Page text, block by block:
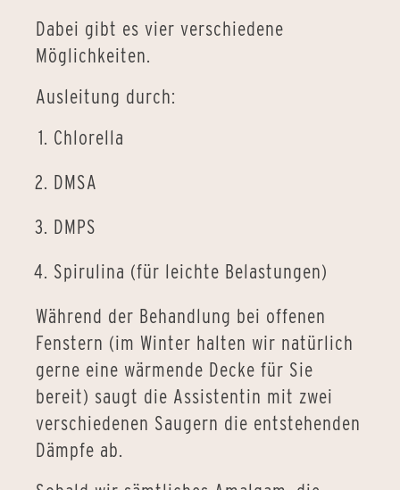
Dabei gibt es vier verschiedene
Möglichkeiten.
Ausleitung durch:
Chlorella
DMSA
DMPS
Spirulina (für leichte Belastungen)
Während der Behandlung bei offenen
Fenstern (im Winter halten wir natürlich
gerne eine wärmende Decke für Sie
bereit) saugt die Assistentin mit zwei
verschiedenen Saugern die entstehenden
Dämpfe ab.